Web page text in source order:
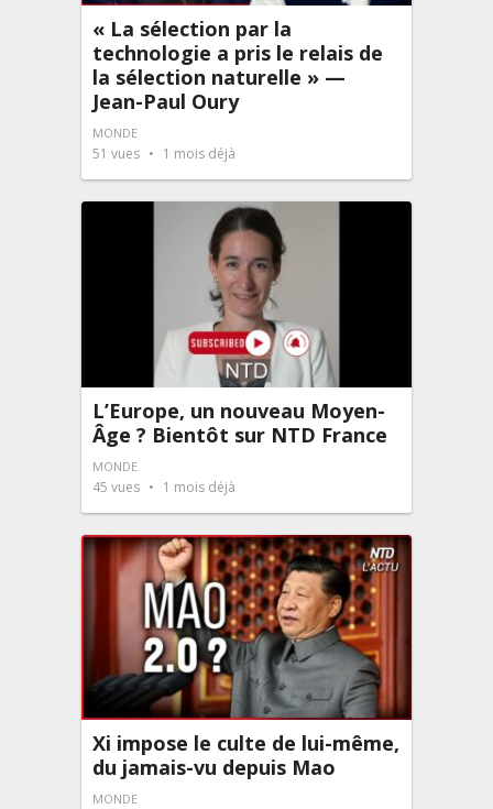
« La sélection par la
technologie a pris le relais de
la sélection naturelle » —
Jean-Paul Oury
MONDE
51 vues 1 mois déjà
L’Europe, un nouveau Moyen-
Âge ? Bientôt sur NTD France
MONDE
45 vues 1 mois déjà
Xi impose le culte de lui-même,
du jamais-vu depuis Mao
MONDE